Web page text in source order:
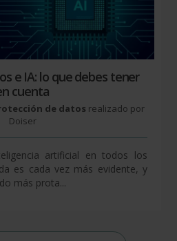
e IA: lo que debes tener
cuenta
de datos realizado por
Doiser
artificial en todos los
es cada vez más evidente, y
más prota...